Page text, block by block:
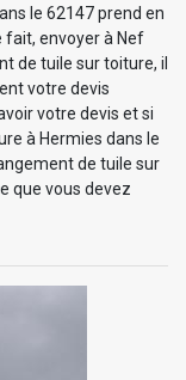
le 62147 prend en
fait, envoyer à Nef
de tuile sur toiture, il
votre devis
votre devis et si
à Hermies dans le
de tuile sur
que vous devez